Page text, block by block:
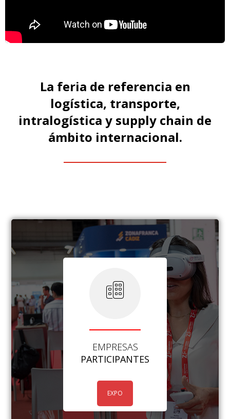
La feria de referencia en
logística, transporte,
intralogística y supply chain de
ámbito internacional.
EMPRESAS
PARTICIPANTES
EXPO